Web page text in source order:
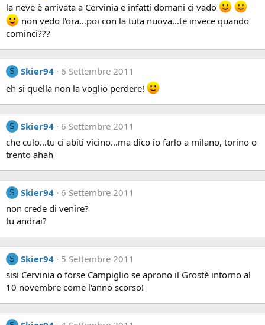
la neve è arrivata a Cervinia e infatti domani ci vado
non vedo l'ora...poi con la tuta nuova...te invece quando
cominci???
S Skier94
6 Settembre 2011
eh si quella non la voglio perdere!
S Skier94
6 Settembre 2011
che culo...tu ci abiti vicino...ma dico io farlo a milano, torino o
trento ahah
S Skier94
6 Settembre 2011
non crede di venire?
tu andrai?
S Skier94
5 Settembre 2011
sisi Cervinia o forse Campiglio se aprono il Grostè intorno al
10 novembre come l'anno scorso!